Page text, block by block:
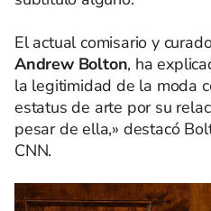
El actual comisario y
Andrew Bolton, ha
la legitimidad de la moda
estatus de arte por su
pesar de ella,» destacó
CNN.